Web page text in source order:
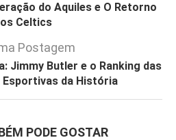
do Aquiles e O Retorno
Celtics
Postagem
Jimmy Butler e o Ranking das
da História
PODE GOSTAR